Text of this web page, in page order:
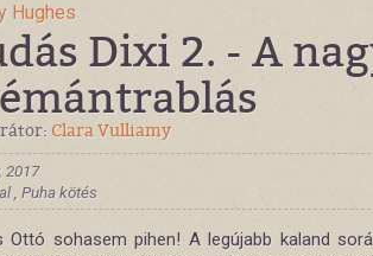
Hughes
Dixi 2. - A
Clara Vulliamy
2017
, Puha kötés
Ottó sohasem pihen! A legújabb kaland